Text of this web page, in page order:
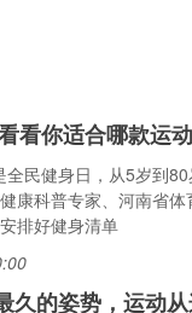
看你适合哪款运
全民健身日，从5岁到
康科普专家、河南省
排好健身清单
久的姿势，运动